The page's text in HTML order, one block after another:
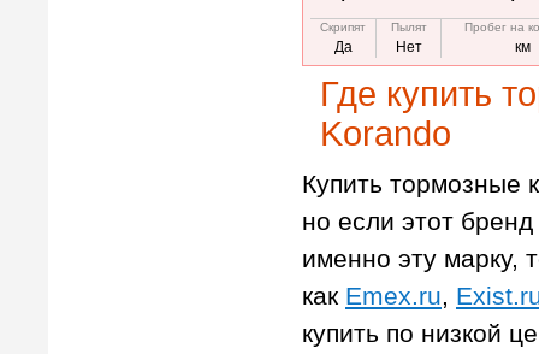
Скрипят
Да
Пылят
Нет
Пробег на
км
Где купить
Korando
Купить тормозные
но если этот
именно эту марку,
как Emex.ru,
купить по низкой